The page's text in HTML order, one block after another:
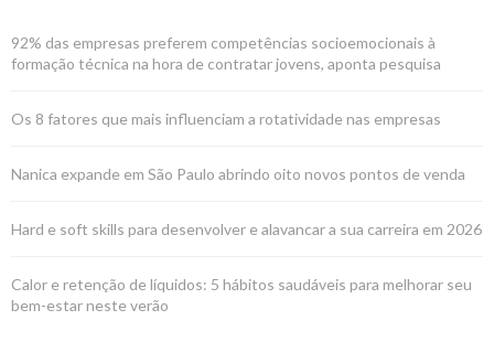
92% das empresas preferem competências socioemocionais à
formação técnica na hora de contratar jovens, aponta pesquisa
Os 8 fatores que mais influenciam a rotatividade nas empresas
Nanica expande em São Paulo abrindo oito novos pontos de venda
Hard e soft skills para desenvolver e alavancar a sua carreira em 2026
Calor e retenção de líquidos: 5 hábitos saudáveis para melhorar seu
bem-estar neste verão